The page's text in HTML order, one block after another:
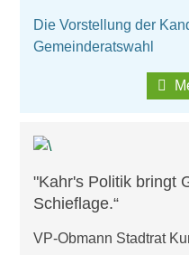
Die Vorstellung der
Gemeinderatswahl
"Kahr's Politik bringt
Schieflage.“
VP-Obmann Stadtrat